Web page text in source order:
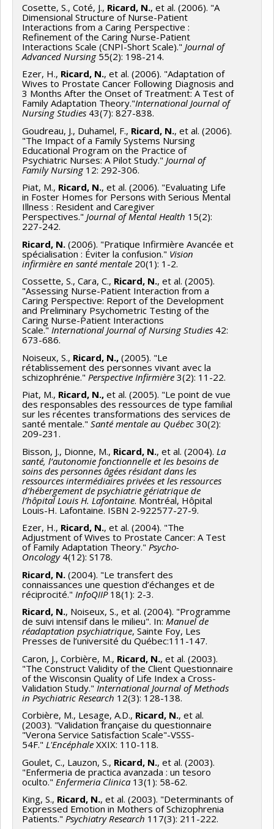
Cosette, S., Coté, J., Ricard, N., et al. (2006). "A
Dimensional Structure of Nurse-Patient
Interactions from a Caring Perspective :
Refinement of the Caring Nurse-Patient
Interactions Scale (CNPI-Short Scale)." Journal of
Advanced Nursing55(2): 198-214.
Ezer, H., Ricard, N., et al. (2006). "Adaptation of
Wives to Prostate Cancer Following Diagnosis and
3 Months After the Onset of Treatment: A Test of
Family Adaptation Theory."International Journal of
Nursing Studies 43(7): 827-838.
Goudreau, J., Duhamel, F., Ricard, N., et al. (2006).
"The Impact of a Family Systems Nursing
Educational Program on the Practice of
Psychiatric Nurses: A Pilot Study." Journal of
Family Nursing12: 292-306.
Piat, M., Ricard, N., et al. (2006). "Evaluating Life
in Foster Homes for Persons with Serious Mental
Illness : Resident and Caregiver
Perspectives." Journal of Mental Health 15(2):
227-242.
Ricard, N. (2006). "Pratique Infirmière Avancée et
spécialisation : Éviter la confusion." Vision
infirmière en santé mentale 20(1): 1-2.
Cossette, S., Cara, C., Ricard, N., et al. (2005).
"Assessing Nurse-Patient Interaction from a
Caring Perspective: Report of the Development
and Preliminary Psychometric Testing of the
Caring Nurse-Patient Interactions
Scale." International Journal of Nursing Studies 42:
673-686.
Noiseux, S., Ricard, N., (2005). "Le
rétablissement des personnes vivant avec la
schizophrénie." Perspective Infirmière 3(2): 11-22.
Piat, M., Ricard, N., et al. (2005). "Le point de vue
des responsables des ressources de type familial
sur les récentes transformations des services de
santé mentale." Santé mentale au Québec 30(2):
209-231.
Bisson, J., Dionne, M., Ricard, N., et al. (2004). La
santé, l’autonomie fonctionnelle et les besoins de
soins des personnes âgées résidant dans les
ressources intermédiaires privées et les ressources
d’hébergement de psychiatrie gériatrique de
l’hôpital Louis H. Lafontaine. Montréal, Hôpital
Louis-H. Lafontaine. ISBN 2-922577-27-9.
Ezer, H., Ricard, N., et al. (2004). "The
Adjustment of Wives to Prostate Cancer: A Test
of Family Adaptation Theory." Psycho-
Oncology 4(12): S178.
Ricard, N. (2004). "Le transfert des
connaissances une question d’échanges et de
réciprocité." InfoQIIP18(1): 2-3.
Ricard, N., Noiseux, S., et al. (2004). "Programme
de suivi intensif dans le milieu". In: Manuel de
réadaptation psychiatrique, Sainte Foy, Les
Presses de l’université du Québec:111-147.
Caron, J., Corbière, M., Ricard, N., et al. (2003).
"The Construct Validity of the Client Questionnaire
of the Wisconsin Quality of Life Index a Cross-
Validation Study." International Journal of Methods
in Psychiatric Research 12(3): 128-138.
Corbière, M., Lesage, A.D., Ricard, N., et al.
(2003). "Validation française du questionnaire
"Verona Service Satisfaction Scale"-VSSS-
54F." L'Encéphale XXIX: 110-118.
Goulet, C., Lauzon, S., Ricard, N., et al. (2003).
"Enfermeria de practica avanzada : un tesoro
oculto." Enfermeria Clinica 13(1): 58-62.
King, S., Ricard, N., et al. (2003). "Determinants of
Expressed Emotion in Mothers of Schizophrenia
Patients." Psychiatry Research 117(3): 211-222.